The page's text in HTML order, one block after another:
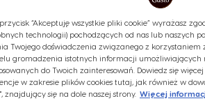
naszych
“Akceptuję wszystkie pliki cookie” wyrażasz
technologii) pochodzących od nas lub naszych
Twojego doświadczenia związanego z
gromadzenia istotnych informacji
do Twoich zainteresowań. Dowiedz się
w zakresie plików cookies tutaj, jak również w
znajdujący się na dole naszej strony. Więcej